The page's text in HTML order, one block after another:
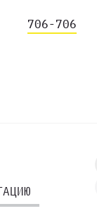
706-706